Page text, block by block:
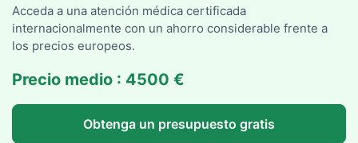
Acceda a una atención médica certificada
internacionalmente con un ahorro considerable frente a
los precios europeos.
Precio medio : 4500 €
Obtenga un presupuesto gratis